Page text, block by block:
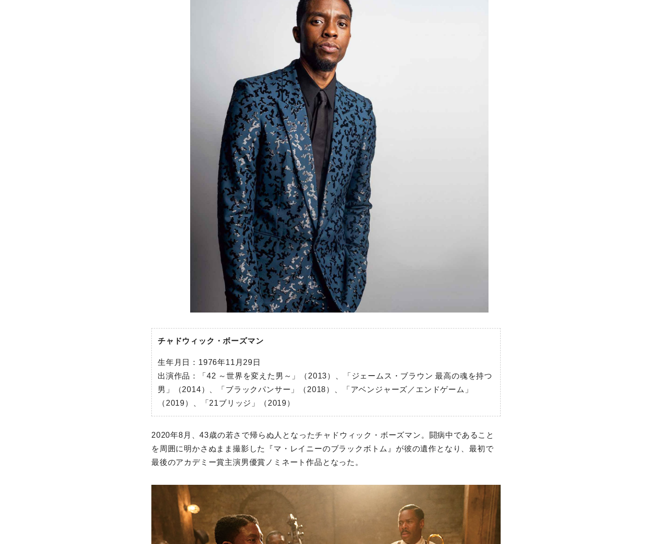
チャドウィック・ボーズマン
生年月日：1976年11月29日
出演作品：「42 ～世界を変えた男～」（2013）、「ジェームス・ブラウン 最高の魂を持つ
男」（2014）、「ブラックパンサー」（2018）、「アベンジャーズ／エンドゲーム」
（2019）、「21ブリッジ」（2019）
2020年8月、43歳の若さで帰らぬ人となったチャドウィック・ボーズマン。闘病中であること
を周囲に明かさぬまま撮影した『マ・レイニーのブラックボトム』が彼の遺作となり、最初で
最後のアカデミー賞主演男優賞ノミネート作品となった。